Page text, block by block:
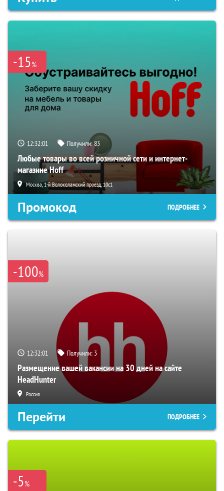
-15%
12:32:00 Получили:83
Любые товары во всей розничной сети и интернет-
магазине Hoff
Москва, 1-й Волоколамский проезд, 10с1
Промокод ПОДРОБНЕЕ
-100%
12:32:00 Получили: 3
Размещение вашей вакансии на 30 дней на сайте
HeadHunter
Россия
Перейти ПОДРОБНЕЕ
-5%